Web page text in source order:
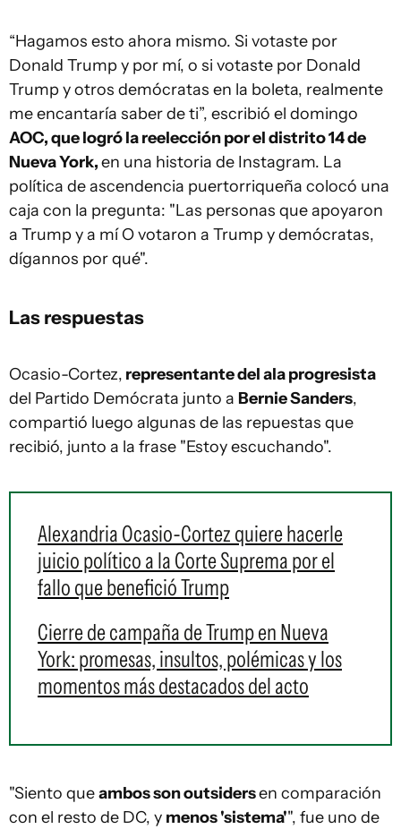
“Hagamos esto ahora mismo. Si votaste por
Donald Trump y por mí, o si votaste por Donald
Trump y otros demócratas en la boleta, realmente
me encantaría saber de ti”, escribió el domingo
AOC, que logró la reelección por el distrito 14 de
Nueva York,en una historia de Instagram. La
política de ascendencia puertorriqueña colocó una
caja con la pregunta: "Las personas que apoyaron
a Trump y a mí O votaron a Trump y demócratas,
dígannos por qué".
Las respuestas
Ocasio-Cortez, representante del ala progresista
del Partido Demócrata junto a Bernie Sanders,
compartió luego algunas de las repuestas que
recibió, junto a la frase "Estoy escuchando".
Alexandria Ocasio-Cortez quiere hacerle
juicio político a la Corte Suprema por el
fallo que benefició Trump
Cierre de campaña de Trump en Nueva
York: promesas, insultos, polémicas y los
momentos más destacados del acto
"Siento queambos son outsidersen comparación
con el resto de DC, y menos 'sistema'", fue uno de